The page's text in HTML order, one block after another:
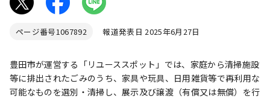
ページ番号1067892 報道発表日 2025年6月27日
豊田市が運営する「リユーススポット」では、家庭から清掃施設
等に排出されたごみのうち、家具や玩具、日用雑貨等で再利用な
可能なものを選別・清掃し、展示及び譲渡（有償又は無償）を行